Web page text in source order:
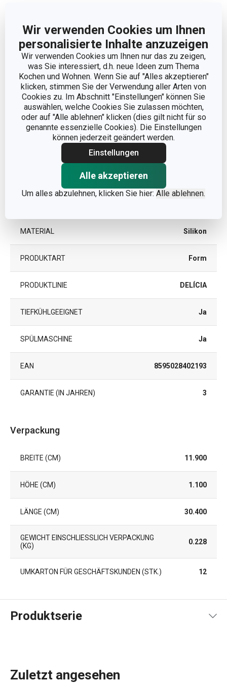
Wir verwenden Cookies um Ihnen
personalisierte Inhalte anzuzeigen
Wir verwenden Cookies um Ihnen nur das zu zeigen,
was Sie interessiert, d.h. neue Ideen zum Thema
Kochen und Wohnen. Wenn Sie auf "Alles akzeptieren"
klicken, stimmen Sie der Verwendung aller Arten von
Cookies zu. Im Abschnitt "Einstellungen" können Sie
auswählen, welche Cookies Sie zulassen möchten,
oder auf "Alle ablehnen" klicken (dies gilt nicht für so
genannte essenzielle Cookies). Die Einstellungen
können jederzeit geändert werden.
Einstellungen
Alle akzeptieren
Um alles abzulehnen, klicken Sie hier: Alle ablehnen.
Abmessungen
PRODUKTBREITE (CM)
PRODUKTHÖHE (CM) 1
PRODUKTLÄNGE (CM) 26
Andere Parameter
FÜR DEN KÜHLSCHRANK
MATERIAL Silikon
PRODUKTART Form
PRODUKTLINIE DELÍCIA
TIEFKÜHLGEEIGNET Ja
SPÜLMASCHINE Ja
EAN 8595028402193
GARANTIE (IN JAHREN) 3
Verpackung
BREITE (CM) 11.900
HÖHE (CM) 1.100
LÄNGE (CM) 30.400
GEWICHT EINSCHLIESSLICH VERPACKUNG (
KG)
0.228
UMKARTON FÜR GESCHÄFTSKUNDEN (STK.) 12
Produktserie
Zuletzt angesehen